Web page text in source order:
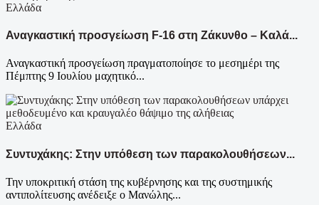
Ελλάδα
Αναγκαστική προσγείωση F-16 στη Ζάκυνθο – Καλά...
Αναγκαστική προσγείωση πραγματοποίησε το μεσημέρι της
Πέμπτης 9 Ιουλίου μαχητικό...
Ελλάδα
Συντυχάκης: Στην υπόθεση των παρακολουθήσεων...
Την υποκριτική στάση της κυβέρνησης και της συστημικής
αντιπολίτευσης ανέδειξε ο Μανώλης...